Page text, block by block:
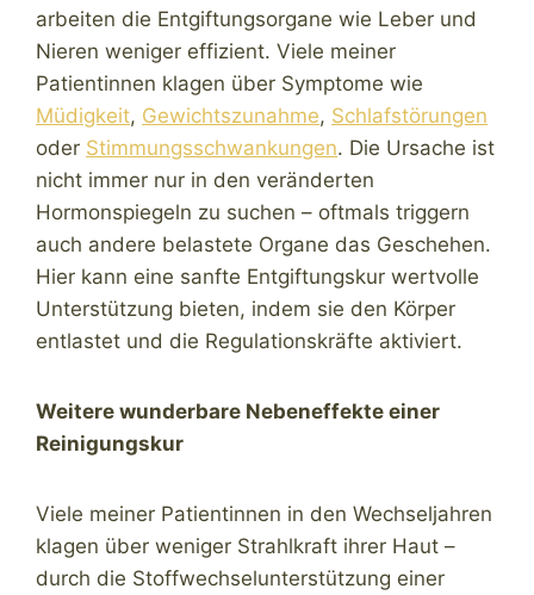
arbeiten die Entgiftungsorgane wie Leber und
Nieren weniger effizient. Viele meiner
Patientinnen klagen über Symptome wie
Müdigkeit, Gewichtszunahme, Schlafstörungen
oder Stimmungsschwankungen. Die Ursache ist
nicht immer nur in den veränderten
Hormonspiegeln zu suchen – oftmals triggern
auch andere belastete Organe das Geschehen.
Hier kann eine sanfte Entgiftungskur wertvolle
Unterstützung bieten, indem sie den Körper
entlastet und die Regulationskräfte aktiviert.
Weitere wunderbare Nebeneffekte einer
Reinigungskur
Viele meiner Patientinnen in den Wechseljahren
klagen über weniger Strahlkraft ihrer Haut –
durch die Stoffwechselunterstützung einer